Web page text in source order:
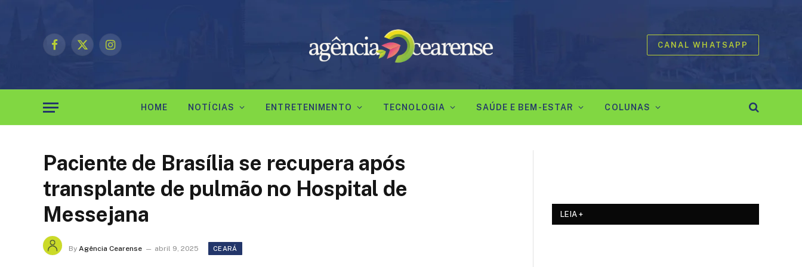
Facebook
X
Instagram
CANAL WHATSAPP
HOME NOTÍCIAS ENTRETENIMENTO TECNOLOGIA SAÚDE E BEM-ESTAR COLUNAS
Paciente de Brasília se recupera após
transplante de pulmão no Hospital de
Messejana
By Agência Cearense abril 9, 2025 CEARÁ
LEIA +